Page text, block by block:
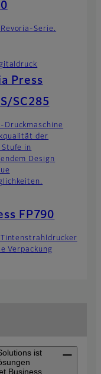
Serie.
Press
SC285
Druckmaschine
der
in
Design
FP790
Verpackung
ist
Business